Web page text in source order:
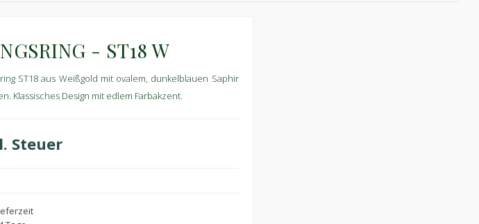
- ST18 W
ST18 aus Weißgold mit ovalem, dunkelblauen Saphir
Klassisches Design mit edlem Farbakzent.
Steuer